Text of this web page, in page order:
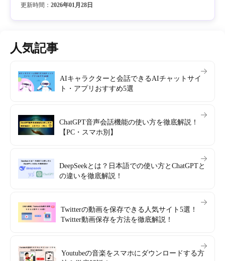
更新時間： 2026年01月28日
人気記事
AIキャラクターと会話できるAIチャットサイ
ト・アプリおすすめ5選
ChatGPT音声会話機能の使い方を徹底解説！
【PC・スマホ別】
DeepSeekとは？日本語での使い方とChatGPTと
の違いを徹底解説！
Twitterの動画を保存できる人気サイト5選！
Twitter動画保存を方法を徹底解説！
Youtubeの音楽をスマホにダウンロードする方